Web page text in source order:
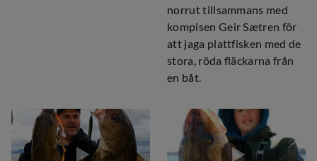
norrut tillsammans med
kompisen Geir Sætren för
att jaga plattfisken med de
stora, röda fläckarna från
en båt.